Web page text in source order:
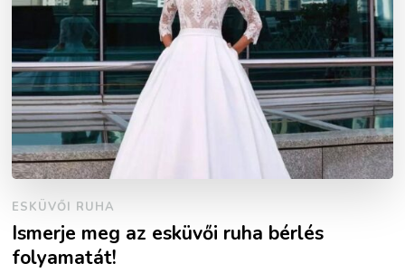
ESKÜVŐI RUHA
Ismerje meg az esküvői ruha bérlés
folyamatát!